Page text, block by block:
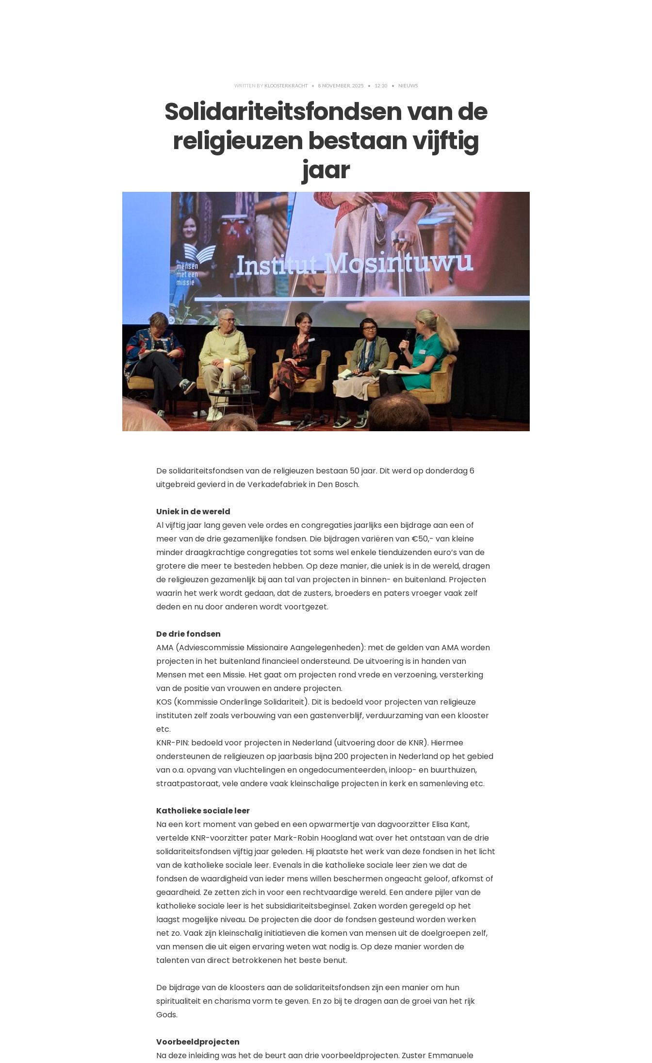
WRITTEN BY KLOOSTERKRACHT • 8 NOVEMBER, 2025 • 12:30 • NIEUWS
Solidariteitsfondsen van de
religieuzen bestaan vijftig
jaar
De solidariteitsfondsen van de religieuzen bestaan 50 jaar. Dit werd op donderdag 6
uitgebreid gevierd in de Verkadefabriek in Den Bosch.
Uniek in de wereld
Al vijftig jaar lang geven vele ordes en congregaties jaarlijks een bijdrage aan een of
meer van de drie gezamenlijke fondsen. Die bijdragen variëren van €50,- van kleine
minder draagkrachtige congregaties tot soms wel enkele tienduizenden euro’s van de
grotere die meer te besteden hebben. Op deze manier, die uniek is in de wereld, dragen
de religieuzen gezamenlijk bij aan tal van projecten in binnen- en buitenland. Projecten
waarin het werk wordt gedaan, dat de zusters, broeders en paters vroeger vaak zelf
deden en nu door anderen wordt voortgezet.
De drie fondsen
AMA (Adviescommissie Missionaire Aangelegenheden): met de gelden van AMA worden
projecten in het buitenland financieel ondersteund. De uitvoering is in handen van
Mensen met een Missie. Het gaat om projecten rond vrede en verzoening, versterking
van de positie van vrouwen en andere projecten.
KOS (Kommissie Onderlinge Solidariteit). Dit is bedoeld voor projecten van religieuze
instituten zelf zoals verbouwing van een gastenverblijf, verduurzaming van een klooster
etc.
KNR-PIN: bedoeld voor projecten in Nederland (uitvoering door de KNR). Hiermee
ondersteunen de religieuzen op jaarbasis bijna 200 projecten in Nederland op het gebied
van o.a. opvang van vluchtelingen en ongedocumenteerden, inloop- en buurthuizen,
straatpastoraat, vele andere vaak kleinschalige projecten in kerk en samenleving etc.
Katholieke sociale leer
Na een kort moment van gebed en een opwarmertje van dagvoorzitter Elisa Kant,
vertelde KNR-voorzitter pater Mark-Robin Hoogland wat over het ontstaan van de drie
solidariteitsfondsen vijftig jaar geleden. Hij plaatste het werk van deze fondsen in het licht
van de katholieke sociale leer. Evenals in die katholieke sociale leer zien we dat de
fondsen de waardigheid van ieder mens willen beschermen ongeacht geloof, afkomst of
geaardheid. Ze zetten zich in voor een rechtvaardige wereld. Een andere pijler van de
katholieke sociale leer is het subsidiariteitsbeginsel. Zaken worden geregeld op het
laagst mogelijke niveau. De projecten die door de fondsen gesteund worden werken
net zo. Vaak zijn kleinschalig initiatieven die komen van mensen uit de doelgroepen zelf,
van mensen die uit eigen ervaring weten wat nodig is. Op deze manier worden de
talenten van direct betrokkenen het beste benut.
De bijdrage van de kloosters aan de solidariteitsfondsen zijn een manier om hun
spiritualiteit en charisma vorm te geven. En zo bij te dragen aan de groei van het rijk
Gods.
Voorbeeldprojecten
Na deze inleiding was het de beurt aan drie voorbeeldprojecten. Zuster Emmanuele